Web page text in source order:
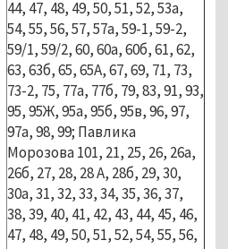
44, 47, 48, 49, 50, 51, 52, 53а,
54, 55, 56, 57, 57а, 59-1, 59-2,
59/1, 59/2, 60, 60а, 60б, 61, 62,
63, 63б, 65, 65А, 67, 69, 71, 73,
73-2, 75, 77а, 77б, 79, 83, 91, 93,
95, 95Ж, 95а, 95б, 95в, 96, 97,
97а, 98, 99; Павлика
Морозова 101, 21, 25, 26, 26а,
26б, 27, 28, 28 А, 28б, 29, 30,
30а, 31, 32, 33, 34, 35, 36, 37,
38, 39, 40, 41, 42, 43, 44, 45, 46,
47, 48, 49, 50, 51, 52, 54, 55, 56,